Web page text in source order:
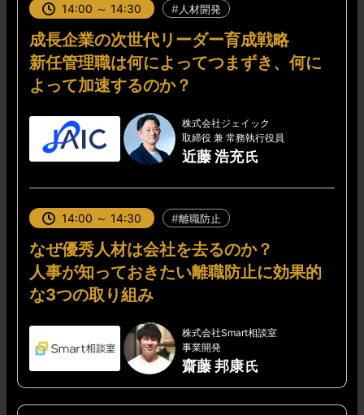
14:00 ～ 14:30 人材開発
成長企業の次世代リーダー育成戦略
新任管理職は何によってつまずき、何に
よって加速するのか？
株式会社ジェイック
取締役 兼 常務執行役員
近藤 浩充
14:00 ～ 14:30 離職防止
なぜ優秀人材は会社を去るのか？
人事が知っておきたい離職防止に効果的
な3つの取り組み
株式会社Smart相談室
事業開発
齋藤 邦康